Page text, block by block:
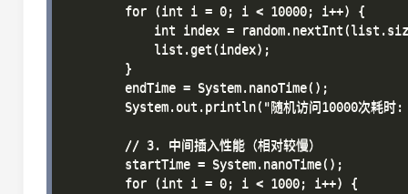
        for (int i = 0; i < 10000; i++) {
int index =
            list.get(index);
        }
        endTime = System.nanoTime();
System.out.println("随机访问10000次耗
        // 3. 中间插入性能（相对较慢）
        startTime = System.nanoTime();
        for (int i = 0; i < 1000; i++) {